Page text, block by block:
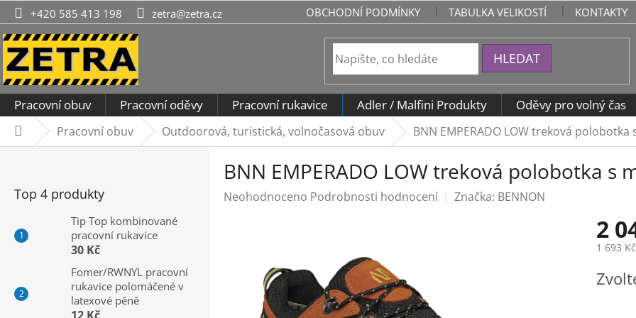
Přejít
na
obsah
+420 585 413 198 zetra@zetra.cz OBCHODNÍ PODMÍNKY TABULKA VELIKOSTÍ KONTAKTY
HLEDAT
Pracovní obuv Pracovní oděvy Pracovní rukavice Adler / Malfini Produkty Oděvy pro volný čas
DomůPracovní obuv Outdoorová, turistická, volnočasová obuv BNN EMPERADO LOW treková
Top 4 produkty
Tip Top kombinované
pracovní rukavice
30 Kč
Fomer/RWNYL pracovní
rukavice polomáčené v
latexové pěně
BNN EMPERADO LOW treková polobotka s
Průměrné
hvězdiček.
Neohodnoceno Podrobnosti hodnocení Značka: BENNON
2
1 693
cena: